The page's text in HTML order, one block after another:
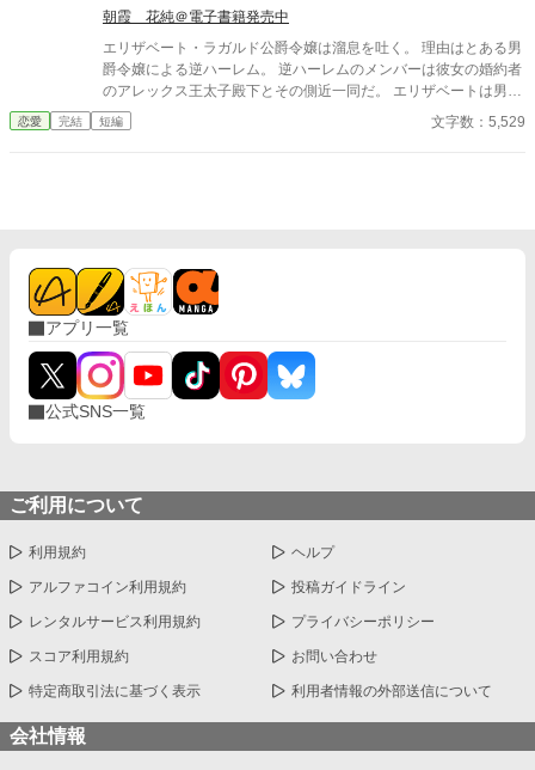
朝霞 花純＠電子書籍発売中
エリザベート・ラガルド公爵令嬢は溜息を吐く。 理由はとある男
爵令嬢による逆ハーレム。 逆ハーレムのメンバーは彼女の婚約者
のアレックス王太子殿下とその側近一同だ。 エリザベートは男爵
令嬢に注意する為に逆ハーレムの元へ向かう。
恋愛 完結 短編 文字数：5,529
アプリ一覧
公式SNS一覧
ご利用について
利用規約 ヘルプ
アルファコイン利用規約 投稿ガイドライン
レンタルサービス利用規約 プライバシーポリシー
スコア利用規約 お問い合わせ
特定商取引法に基づく表示 利用者情報の外部送信について
会社情報